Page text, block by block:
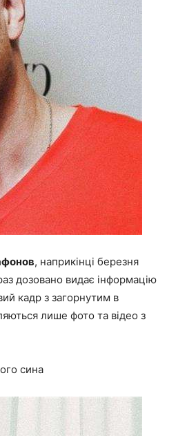
, наприкінці березня
дозовано видає інформацію
кадр з загорнутим в
лише фото та відео з
сина